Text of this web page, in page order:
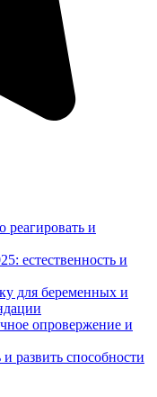
реагировать и
естественность и
для беременных и
опровержение и
развить способности